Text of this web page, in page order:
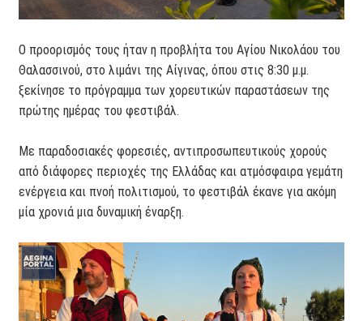
Ο προορισμός τους ήταν η προβλήτα του Αγίου Νικολάου του
Θαλασσινού, στο λιμάνι της Αίγινας, όπου στις 8:30 μ.μ.
ξεκίνησε το πρόγραμμα των χορευτικών παραστάσεων της
πρώτης ημέρας του φεστιβάλ.
Με παραδοσιακές φορεσιές, αντιπροσωπευτικούς χορούς
από διάφορες περιοχές της Ελλάδας και ατμόσφαιρα γεμάτη
ενέργεια και πνοή πολιτισμού, το φεστιβάλ έκανε για ακόμη
μία χρονιά μια δυναμική έναρξη.